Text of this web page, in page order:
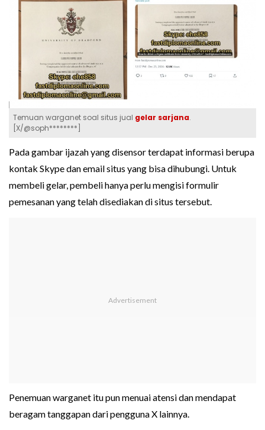
Temuan warganet soal situs jual gelar sarjana.
[X/@soph********]
Pada gambar ijazah yang disensor terdapat informasi berupa
kontak Skype dan email situs yang bisa dihubungi. Untuk
membeli gelar, pembeli hanya perlu mengisi formulir
pemesanan yang telah disediakan di situs tersebut.
Penemuan warganet itu pun menuai atensi dan mendapat
beragam tanggapan dari pengguna X lainnya.